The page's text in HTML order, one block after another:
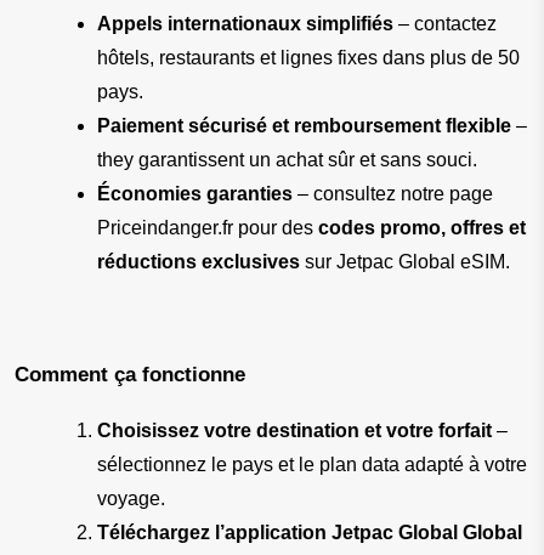
Appels internationaux simplifiés – contactez
hôtels, restaurants et lignes fixes dans plus de 50
pays.
Paiement sécurisé et remboursement flexible –
they garantissent un achat sûr et sans souci.
Économies garanties – consultez notre page
Priceindanger.fr pour des codes promo, offres et
réductions exclusives sur Jetpac Global eSIM.
Comment ça fonctionne
Choisissez votre destination et votre forfait –
sélectionnez le pays et le plan data adapté à votre
voyage.
Téléchargez l’application Jetpac Global Global